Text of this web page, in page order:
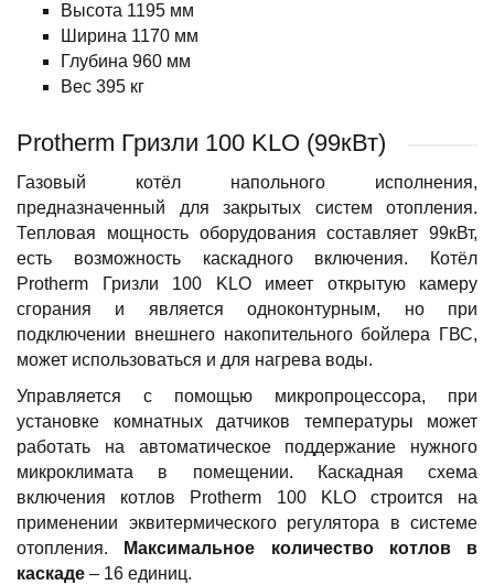
Высота 1195 мм
Ширина 1170 мм
Глубина 960 мм
Вес 395 кг
Protherm Гризли 100 KLO (99кВт)
Газовый котёл напольного исполнения,
предназначенный для закрытых систем отопления.
Тепловая мощность оборудования составляет 99кВт,
есть возможность каскадного включения. Котёл
Protherm Гризли 100 KLO имеет открытую камеру
сгорания и является одноконтурным, но при
подключении внешнего накопительного бойлера ГВС,
может использоваться и для нагрева воды.
Управляется с помощью микропроцессора, при
установке комнатных датчиков температуры может
работать на автоматическое поддержание нужного
микроклимата в помещении. Каскадная схема
включения котлов Protherm 100 KLO строится на
применении эквитермического регулятора в системе
отопления.
Максимальное количество котлов в
каскаде – 16 единиц.